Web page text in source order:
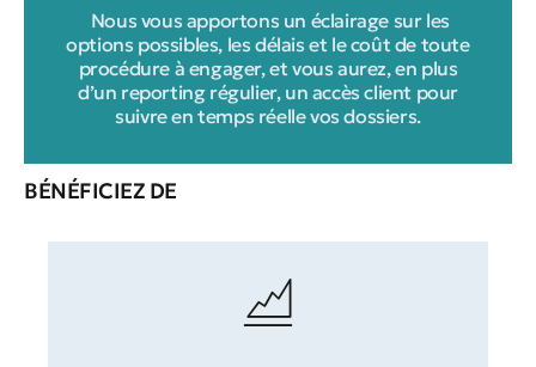
Nous vous apportons un éclairage sur les
options possibles, les délais et le coût de toute
procédure à engager, et vous aurez, en plus
d’un reporting régulier, un accès client pour
suivre en temps réelle vos dossiers.
BÉNÉFICIEZ DE